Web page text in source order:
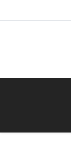
Hava
Trafik
Tüm